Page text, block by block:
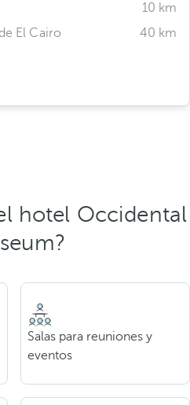
10 km
El Cairo
40 km
hotel Occidental
Salas para reuniones y
eventos